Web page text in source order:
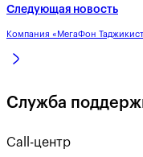
Следующая новость
Компания «МегаФон
Служба
Call-центр